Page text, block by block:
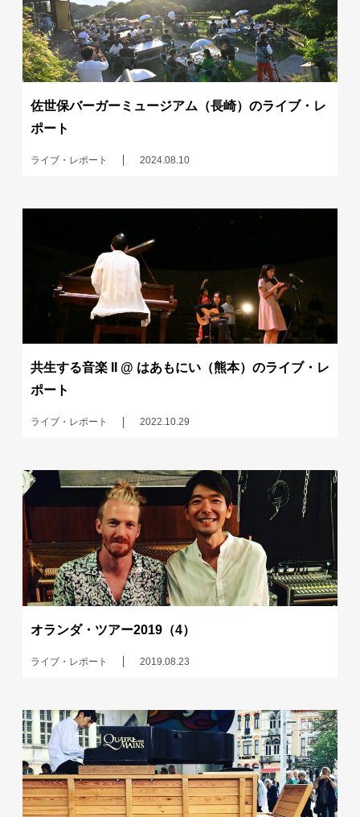
佐世保バーガーミュージアム（長崎）のライブ・レ
ポート
ライブ・レポート 2024.08.10
共生する音楽 II @ はあもにい（熊本）のライブ・レ
ポート
ライブ・レポート 2022.10.29
オランダ・ツアー2019（4）
ライブ・レポート 2019.08.23